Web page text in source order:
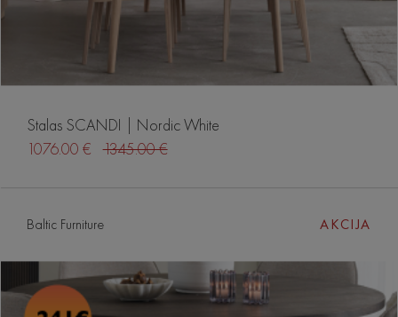
Stalas SCANDI | Nordic White
1076.00 € 1345.00 €
Baltic Furniture AKCIJA